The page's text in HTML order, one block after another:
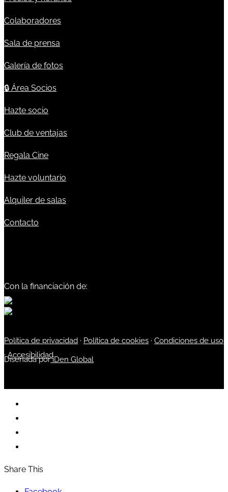
Colaboradores
Sala de prensa
Galería de fotos
🔒 Área Socios
Hazte socio
Club de ventajas
Regala Cine
Hazte voluntario
Alquiler de salas
Contacto
Con la financiación de:
Política de privacidad · Política de cookies · Condiciones de uso
·Accesibilidad
Diseñada poriDen Global
Share This